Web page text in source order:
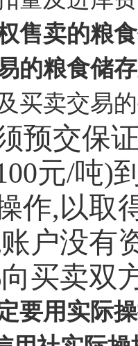
售卖的粮
的粮食储
买卖交易
预交保
元/吨)
作,以取
户没有
买卖双
要用实际